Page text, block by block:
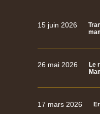
15 juin 2026
26 mai 2026
Le
17 mars 2026